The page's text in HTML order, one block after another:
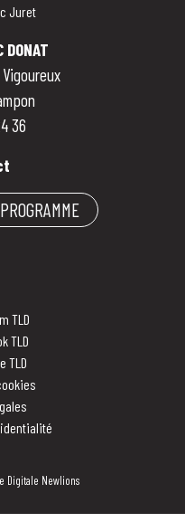
Juret
DONAT
36
TLD
TLD
TLD
Digitale Newlions